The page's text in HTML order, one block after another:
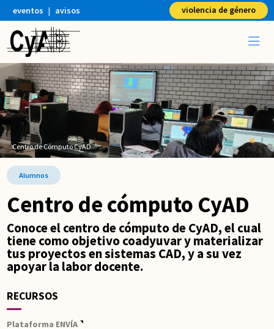
eventos | avisos violencia de género
Centro de Cómputo CyAD
Alumnos
Centro de cómputo CyAD
Conoce el centro de cómputo de CyAD, el cual
tiene como objetivo coadyuvar y materializar
tus proyectos en sistemas CAD, y a su vez
apoyar la labor docente.
RECURSOS
Plataforma ENVÍA